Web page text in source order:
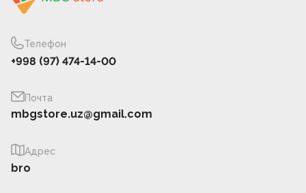
Телефон
+998 (97) 474-14-00
Почта
mbgstore.uz@gmail.com
Адрес
bro